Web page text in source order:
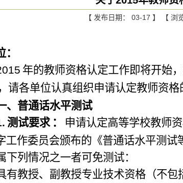
【 发布日期： 03-17 】 【 浏
年的教师资格认定工作即将开始
请各单位认真组织申请认定教师资格
、普通话水平测试
测试要求 ：
申请认定高等学校教师
工作委员会颁布的《普通话水平测试
下列情况之一者可免测试：
有教授、副教授专业技术资格（不